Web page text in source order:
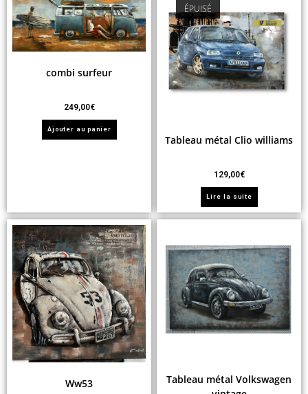
combi surfeur
249,00€
Ajouter au panier
ÉPUISÉ
Tableau métal Clio williams
129,00€
Lire la suite
Ww53
Tableau métal Volkswagen